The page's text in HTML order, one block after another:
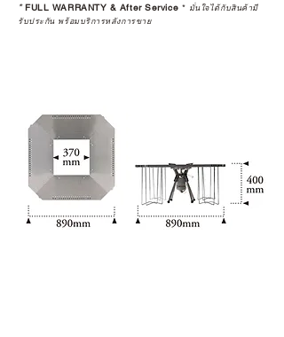
*FULL WARRANTY & After Service * มั่นใจได้กับสินค้ามี
รับประกัน พร้อมบริการหลังการขาย